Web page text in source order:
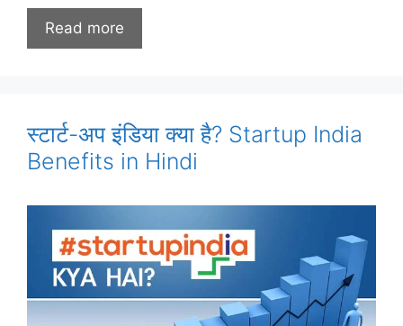
Read more
स्टार्ट-अप इंडिया क्या है? Startup India
Benefits in Hindi